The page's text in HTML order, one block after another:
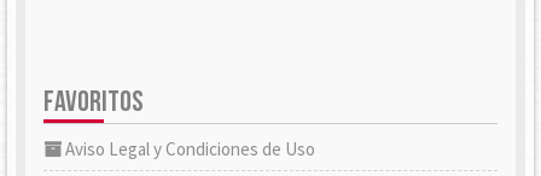
FAVORITOS
Aviso Legal y Condiciones de Uso